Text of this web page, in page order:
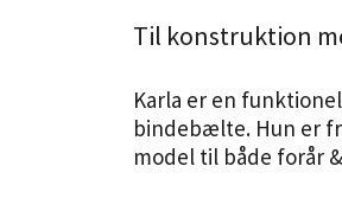
Til konstruktion
Karla er en
bindebælte. Hun er
model til både forår